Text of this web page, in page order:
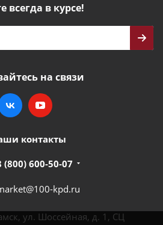
всегда в курсе!
на связи
контакты
(800) 600-50-07
kpd.ru
ул. Шоссейная, д. 1, СЦ